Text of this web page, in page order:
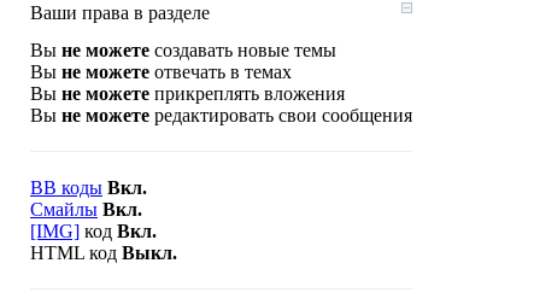
Ваши права в разделе
Вы не можете создавать новые темы
Вы не можете отвечать в темах
Вы не можете прикреплять вложения
Вы не можете редактировать свои сообщения
BB коды Вкл.
Смайлы Вкл.
[IMG] код Вкл.
HTML код Выкл.